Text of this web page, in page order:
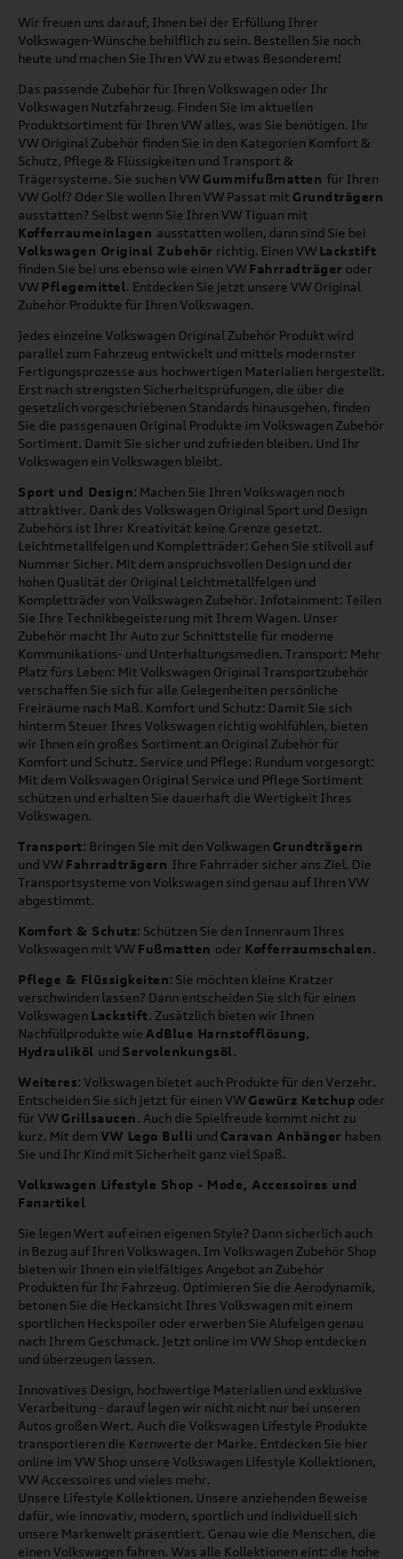
Wir freuen uns darauf, Ihnen bei der Erfüllung Ihrer
Volkswagen-Wünsche behilflich zu sein. Bestellen Sie noch
heute und machen Sie Ihren VW zu etwas Besonderem!
Das passende Zubehör für Ihren Volkswagen oder Ihr
Volkswagen Nutzfahrzeug. Finden Sie im aktuellen
Produktsortiment für Ihren VW alles, was Sie benötigen. Ihr
VW Original Zubehör finden Sie in den Kategorien Komfort &
Schutz, Pflege & Flüssigkeiten und Transport &
Trägersysteme. Sie suchen VW Gummifußmatten für Ihren
VW Golf? Oder Sie wollen Ihren VW Passat mit Grundträgern
ausstatten? Selbst wenn Sie Ihren VW Tiguan mit
Kofferraumeinlagen ausstatten wollen, dann sind Sie bei
Volkswagen Original Zubehör richtig. Einen VW Lackstift
finden Sie bei uns ebenso wie einen VW Fahrradträger oder
VW Pflegemittel. Entdecken Sie jetzt unsere VW Original
Zubehör Produkte für Ihren Volkswagen.
Jedes einzelne Volkswagen Original Zubehör Produkt wird
parallel zum Fahrzeug entwickelt und mittels modernster
Fertigungsprozesse aus hochwertigen Materialien hergestellt.
Erst nach strengsten Sicherheitsprüfungen, die über die
gesetzlich vorgeschriebenen Standards hinausgehen, finden
Sie die passgenauen Original Produkte im Volkswagen Zubehör
Sortiment. Damit Sie sicher und zufrieden bleiben. Und Ihr
Volkswagen ein Volkswagen bleibt.
Sport und Design: Machen Sie Ihren Volkswagen noch
attraktiver. Dank des Volkswagen Original Sport und Design
Zubehörs ist Ihrer Kreativität keine Grenze gesetzt.
Leichtmetallfelgen und Kompletträder: Gehen Sie stilvoll auf
Nummer Sicher. Mit dem anspruchsvollen Design und der
hohen Qualität der Original Leichtmetallfelgen und
Kompletträder von Volkswagen Zubehör. Infotainment: Teilen
Sie Ihre Technikbegeisterung mit Ihrem Wagen. Unser
Zubehör macht Ihr Auto zur Schnittstelle für moderne
Kommunikations- und Unterhaltungsmedien. Transport: Mehr
Platz fürs Leben: Mit Volkswagen Original Transportzubehör
verschaffen Sie sich für alle Gelegenheiten persönliche
Freiräume nach Maß. Komfort und Schutz: Damit Sie sich
hinterm Steuer Ihres Volkswagen richtig wohlfühlen, bieten
wir Ihnen ein großes Sortiment an Original Zubehör für
Komfort und Schutz. Service und Pflege: Rundum vorgesorgt:
Mit dem Volkswagen Original Service und Pflege Sortiment
schützen und erhalten Sie dauerhaft die Wertigkeit Ihres
Volkswagen.
Transport: Bringen Sie mit den Volkwagen Grundträgern
und VW Fahrradträgern Ihre Fahrräder sicher ans Ziel. Die
Transportsysteme von Volkswagen sind genau auf Ihren VW
abgestimmt.
Komfort & Schutz: Schützen Sie den Innenraum Ihres
Volkswagen mit VW Fußmatten oder Kofferraumschalen.
Pflege & Flüssigkeiten: Sie möchten kleine Kratzer
verschwinden lassen? Dann entscheiden Sie sich für einen
Volkswagen Lackstift. Zusätzlich bieten wir Ihnen
Nachfüllprodukte wie AdBlue Harnstofflösung,
Hydrauliköl und Servolenkungsöl.
Weiteres: Volkswagen bietet auch Produkte für den Verzehr.
Entscheiden Sie sich jetzt für einen VW Gewürz Ketchup oder
für VW Grillsaucen. Auch die Spielfreude kommt nicht zu
kurz. Mit dem VW Lego Bulli und Caravan Anhänger haben
Sie und Ihr Kind mit Sicherheit ganz viel Spaß.
Volkswagen Lifestyle Shop - Mode, Accessoires und
Fanartikel
Sie legen Wert auf einen eigenen Style? Dann sicherlich auch
in Bezug auf Ihren Volkswagen. Im Volkswagen Zubehör Shop
bieten wir Ihnen ein vielfältiges Angebot an Zubehör
Produkten für Ihr Fahrzeug. Optimieren Sie die Aerodynamik,
betonen Sie die Heckansicht Ihres Volkswagen mit einem
sportlichen Heckspoiler oder erwerben Sie Alufelgen genau
nach Ihrem Geschmack. Jetzt online im VW Shop entdecken
und überzeugen lassen.
Innovatives Design, hochwertige Materialien und exklusive
Verarbeitung - darauf legen wir nicht nicht nur bei unseren
Autos großen Wert. Auch die Volkswagen Lifestyle Produkte
transportieren die Kernwerte der Marke. Entdecken Sie hier
online im VW Shop unsere Volkswagen Lifestyle Kollektionen,
VW Accessoires und vieles mehr.
Unsere Lifestyle Kollektionen. Unsere anziehenden Beweise
dafür, wie innovativ, modern, sportlich und individuell sich
unsere Markenwelt präsentiert. Genau wie die Menschen, die
einen Volkswagen fahren. Was alle Kollektionen eint: die hohe